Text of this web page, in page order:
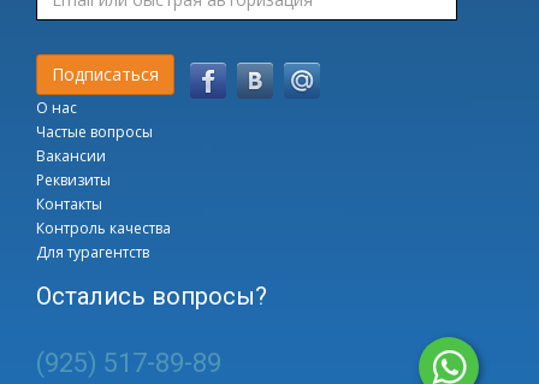
О нас
Частые вопросы
Вакансии
Реквизиты
Контакты
Контроль качества
Для турагентств
Остались вопросы?
(925) 517-89-89